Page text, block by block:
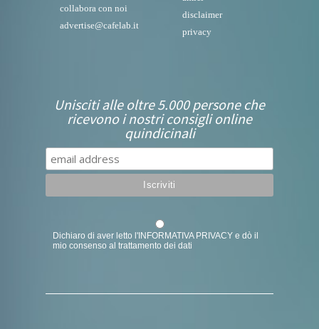
collabora con noi
advertise@cafelab.it
disclaimer
privacy
Unisciti alle oltre 5.000 persone che
ricevono i nostri consigli online
quindicinali
Dichiaro di aver letto l'INFORMATIVA PRIVACY e dò il
mio consenso al trattamento dei dati